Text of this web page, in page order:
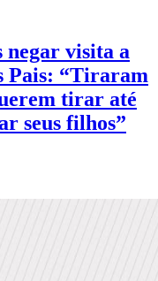
negar visita a
Pais: “Tiraram
tirar até
seus filhos”